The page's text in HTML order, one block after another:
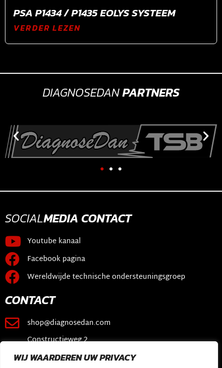
WIJ WAARDEREN UW PRIVACY
PSA P1434 / P1435 EOLYS SYSTEEM
VERDER LEZEN
DIAGNOSEDANPARTNERS
SOCIALMEDIA CONTACT
Youtube kanaal
Facebook pagina
Wereldwijde technische ondersteuningsgroep
CONTACT
shop@diagnosedan.com
Constructieweg 2
3641 SB Mijdrecht